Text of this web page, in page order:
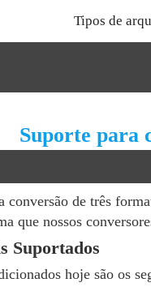
Tipos de
Suporte para
conversão de três
que nossos
Suportados
hoje são os